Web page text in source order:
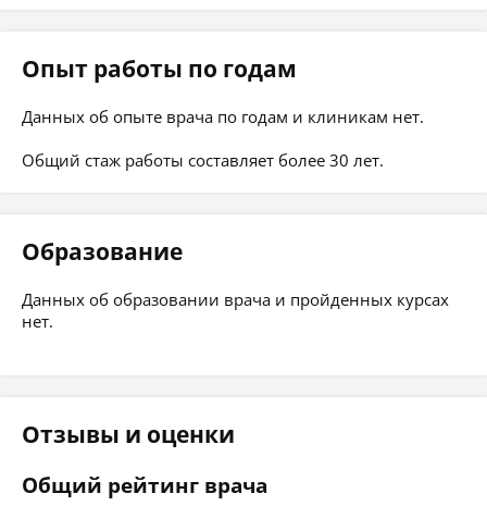
Опыт работы по годам
Данных об опыте врача по годам и клиникам нет.
Общий стаж работы составляет более 30 лет.
Образование
Данных об образовании врача и пройденных курсах
нет.
Отзывы и оценки
Общий рейтинг врача